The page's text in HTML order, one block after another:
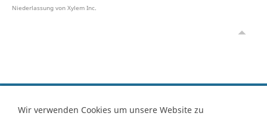
Niederlassung von Xylem Inc.
Vertrag widerrufen
Wir verwenden Cookies um unsere Website zu